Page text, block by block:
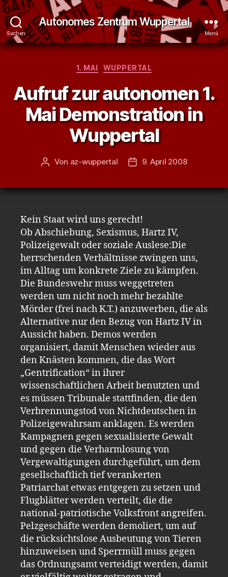
Suchen
Autonomes Zentrum Wuppertal
Menü
Kategorien
1. MAI WUPPERTAL
Aufruf zur autonomen 1.
Mai Demonstration in
Wuppertal
Beitragsautor
Von az-wuppertal Veröffentlichungsdatum
9. April 2008
Kein Staat wird uns gerecht!
Ob Abschiebung, Sexismus, Hartz IV,
Polizeigewalt oder soziale Auslese:Die
herrschenden Verhältnisse zwingen uns,
im Alltag um konkrete Ziele zu kämpfen.
Die Bundeswehr muss weggetreten
werden um nicht noch mehr bezahlte
Mörder (frei nach K.T.) anzuwerben, die als
Alternative nur den Bezug von Hartz IV in
Aussicht haben. Demos werden
organisiert, damit Menschen wieder aus
den Knästen kommen, die das Wort
„Gentrification“ in ihrer
wissenschaftlichen Arbeit benutzten und
es müssen Tribunale stattfinden, die den
Verbrennungstod von Nichtdeutschen in
Polizeigewahrsam anklagen. Es werden
Kampagnen gegen sexualisierte Gewalt
und gegen die Verharmlosung von
Vergewaltigungen durchgeführt, um dem
gesellschaftlich tief verankerten
Patriarchat etwas entgegen zu setzen und
Flugblätter werden verteilt, die die
national-patriotische Volksfront angreifen.
Pelzgeschäfte werden demoliert, um auf
die rücksichtslose Ausbeutung von Tieren
hinzuweisen und Sperrmüll muss gegen
das Ordnungsamt verteidigt werden, damit